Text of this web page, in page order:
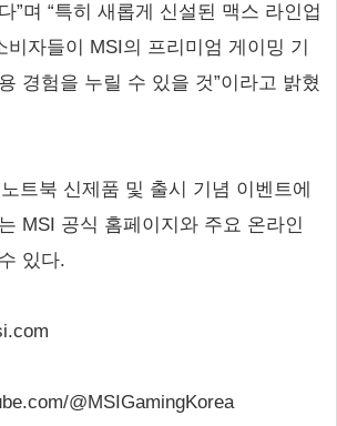
”며 “특히 새롭게 신설된 맥스 라인업
비자들이 MSI의 프리미엄 게이밍 기
경험을 누릴 수 있을 것”이라고 밝혔
트북 신제품 및 출시 기념 이벤트에
MSI 공식 홈페이지와 주요 온라인
있다.
@MSIGamingKorea